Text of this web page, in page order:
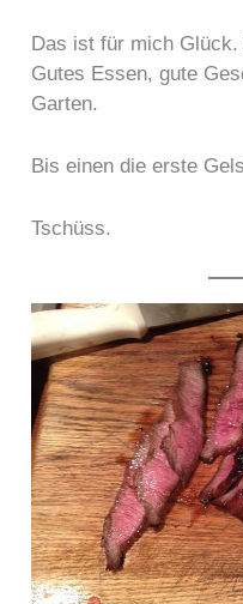
Das ist für mich
Gutes Essen, gute
Garten.
Bis einen die erste
Tschüss.